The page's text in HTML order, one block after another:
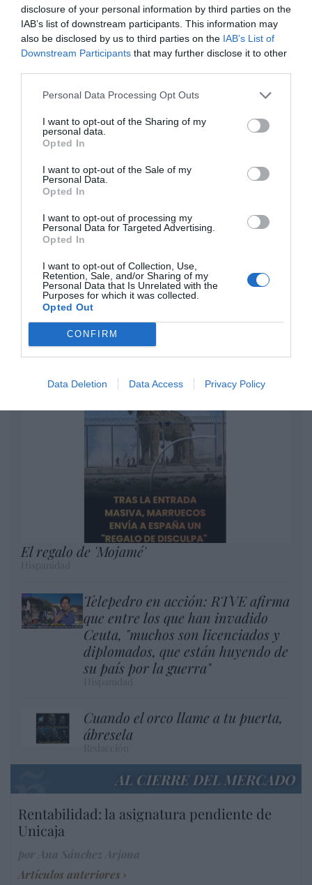
disclosure of your personal information by third parties on the
IAB’s list of downstream participants. This information may
also be disclosed by us to third parties on the IAB’s List of
Downstream Participants that may further disclose it to other
Personal Data Processing Opt Outs
I want to opt-out of the Sharing of my
personal data.
Opted In
I want to opt-out of the Sale of my
Personal Data.
Opted In
I want to opt-out of processing my
Personal Data for Targeted Advertising.
Opted In
I want to opt-out of Collection, Use,
Retention, Sale, and/or Sharing of my
Personal Data that Is Unrelated with the
Purposes for which it was collected.
Opted Out
CONFIRM
Data Deletion Data Access Privacy Policy
El IBEX 35 cerró la sesión del miércoles en
los 20.057 puntos, un nuevo récord
Eulogio López
Ceuta. Nuestra Señora de África:
Eulogio López
No perdamos el norte: la
emigración es mala
Eulogio López
Argumentos
El regalo de 'Mojamé'
Telepedro en acción: RTVE afirma
que entre los que han invadido
Ceuta, "muchos son licenciados y
diplomados, que están huyendo de
su país por la guerra"
Cuando el orco llame a tu puerta,
ábresela
AL CIERRE DEL MERCADO
Rentabilidad: la asignatura pendiente de
Unicaja
Artículos anteriores